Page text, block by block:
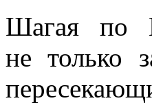
Шагая по
не только